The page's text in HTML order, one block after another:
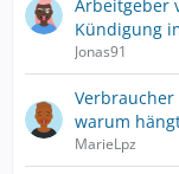
Arbeitgeber
Kündigung
Jonas91
Verbraucher
warum
MarieLpz